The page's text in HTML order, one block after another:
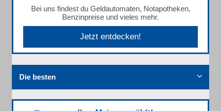
Bei uns findest du Geldautomaten, Notapotheken,
Benzinpreise und vieles mehr.
Jetzt entdecken!
Die besten